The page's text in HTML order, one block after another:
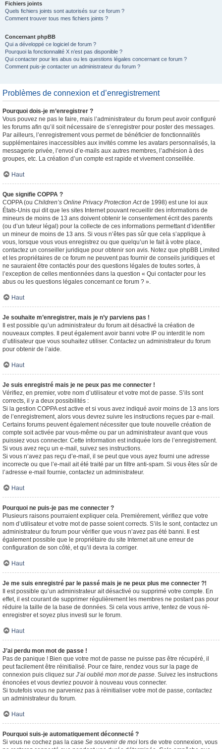
Fichiers joints
Quels fichiers joints sont autorisés sur ce forum ?
Comment trouver tous mes fichiers joints ?
Concernant phpBB
Qui a développé ce logiciel de forum ?
Pourquoi la fonctionnalité X n’est pas disponible ?
Qui contacter pour les abus ou les questions légales concernant ce forum ?
Comment puis-je contacter un administrateur du forum ?
Problèmes de connexion et d’enregistrement
Pourquoi dois-je m’enregistrer ?
Vous pouvez ne pas le faire, mais l’administrateur du forum peut avoir configuré
les forums afin qu’il soit nécessaire de s’enregistrer pour poster des messages.
Par ailleurs, l’enregistrement vous permet de bénéficier de fonctionnalités
supplémentaires inaccessibles aux invités comme les avatars personnalisés, la
messagerie privée, l’envoi d’e-mails aux autres membres, l’adhésion à des
groupes, etc. La création d’un compte est rapide et vivement conseillée.
Haut
Que signifie COPPA ?
COPPA (ou Children’s Online Privacy Protection Actde 1998) est une loi aux
États-Unis qui dit que les sites Internet pouvant recueillir des informations de
mineurs de moins de 13 ans doivent obtenir le consentement écrit des parents
(ou d’un tuteur légal) pour la collecte de ces informations permettant d’identifier
un mineur de moins de 13 ans. Si vous n’êtes pas sûr que cela s’applique à
vous, lorsque vous vous enregistrez ou que quelqu’un le fait à votre place,
contactez un conseiller juridique pour obtenir son avis. Notez que phpBB Limited
et les propriétaires de ce forum ne peuvent pas fournir de conseils juridiques et
ne sauraient être contactés pour des questions légales de toutes sortes, à
l’exception de celles mentionnées dans la question « Qui contacter pour les
abus ou les questions légales concernant ce forum ? ».
Haut
Je souhaite m’enregistrer, mais je n’y parviens pas !
Il est possible qu’un administrateur du forum ait désactivé la création de
nouveaux comptes. Il peut également avoir banni votre IP ou interdit le nom
d’utilisateur que vous souhaitez utiliser. Contactez un administrateur du forum
pour obtenir de l’aide.
Haut
Je suis enregistré mais je ne peux pas me connecter !
Vérifiez, en premier, votre nom d’utilisateur et votre mot de passe. S’ils sont
corrects, il y a deux possibilités :
Si la gestion COPPA est active et si vous avez indiqué avoir moins de 13 ans lors
de l’enregistrement, alors vous devrez suivre les instructions reçues par e-mail.
Certains forums peuvent également nécessiter que toute nouvelle création de
compte soit activée par vous-même ou par un administrateur avant que vous
puissiez vous connecter. Cette information est indiquée lors de l’enregistrement.
Si vous avez reçu un e-mail, suivez ses instructions.
Si vous n’avez pas reçu d’e-mail, il se peut que vous ayez fourni une adresse
incorrecte ou que l’e-mail ait été traité par un filtre anti-spam. Si vous êtes sûr de
l’adresse e-mail fournie, contactez un administrateur.
Haut
Pourquoi ne puis-je pas me connecter ?
Plusieurs raisons pourraient expliquer cela. Premièrement, vérifiez que votre
nom d’utilisateur et votre mot de passe soient corrects. S’ils le sont, contactez un
administrateur du forum pour vérifier que vous n’avez pas été banni. Il est
également possible que le propriétaire du site Internet ait une erreur de
configuration de son côté, et qu’il devra la corriger.
Haut
Je me suis enregistré par le passé mais je ne peux plus me connecter ?!
Il est possible qu’un administrateur ait désactivé ou supprimé votre compte. En
effet, il est courant de supprimer régulièrement les membres ne postant pas pour
réduire la taille de la base de données. Si cela vous arrive, tentez de vous ré-
enregistrer et soyez plus investi sur le forum.
Haut
J’ai perdu mon mot de passe !
Pas de panique ! Bien que votre mot de passe ne puisse pas être récupéré, il
peut facilement être réinitialisé. Pour ce faire, rendez vous sur la page de
connexion puis cliquez sur J’ai oublié mon mot de passe. Suivez les instructions
énoncées et vous devriez pouvoir à nouveau vous connecter.
Si toutefois vous ne parveniez pas à réinitialiser votre mot de passe, contactez
un administrateur du forum.
Haut
Pourquoi suis-je automatiquement déconnecté ?
Si vous ne cochez pas la case Se souvenir de moi lors de votre connexion, vous